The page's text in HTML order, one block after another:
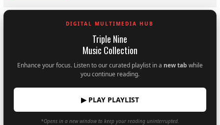
DIGITAL MULTIMEDIA HUB
Triple Nine
Music Collection
Enhance your focus. Listen to our curated playlist in a new tab while
you continue reading.
▶ PLAY PLAYLIST
*Opens in a new window to keep your reading uninterrupted.